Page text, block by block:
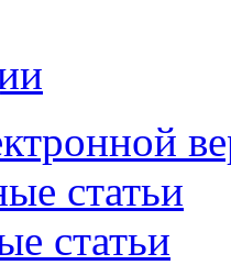
статьи
статьи